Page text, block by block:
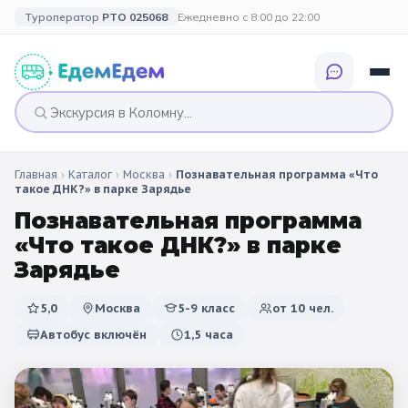
Туроператор РТО 025068 Ежедневно с 8:00 до 22:00
🎉 ПО ПРАЗДНИКАМ
Все праздники
🔔 1 сентября
🎄 Новогодние
🥞 Масленица
🗓️ ПО КАНИКУЛАМ
🍂 Осенние
🌸 Весенние
🗓️ ПО ДЛИТЕЛЬНОСТИ
Однодневные
2 дня / 1 ночь
3 дня и больше
🎉 СОБЫТИЙНЫЕ
🍂 Осенние
каникулы
туры
🎓 Выпускные
Главная › Каталог › Москва › Познавательная программа «Что
такое ДНК?» в парке Зарядье
Познавательная программа
«Что такое ДНК?» в парке
Зарядье
5,0 Москва 5-9 класс от 10 чел.
Автобус включён
1,5 часа